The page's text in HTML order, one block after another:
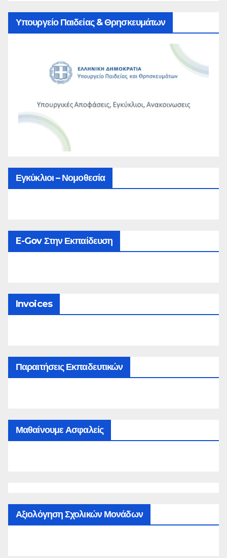
Υπουργείο Παιδείας & Θρησκευμάτων
Εγκύκλιοι – Νομοθεσία
E-Gov Στην Εκπαίδευση
Invoices
Παραιτήσεις Εκπαδευτικών
Μαθαίνουμε Ασφαλείς
Αξιολόγηση Σχολικών Μονάδων